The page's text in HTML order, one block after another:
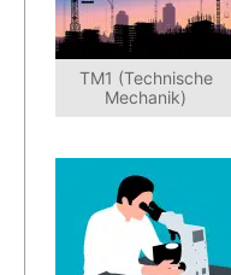
TM1 (Technische
Mechanik)